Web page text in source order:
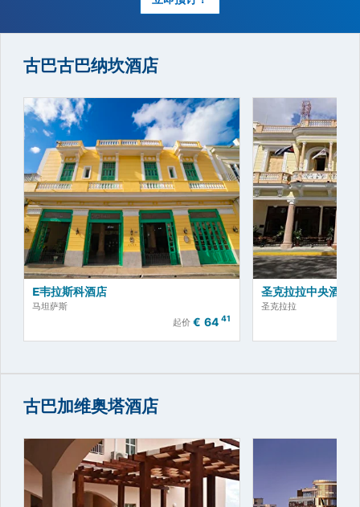
古巴超过300家酒店，价格无与
立即预订！
古巴古巴纳坎酒店
E韦拉斯科酒店
马坦萨斯
起价 € 64 41
圣克拉拉中央酒店
圣克拉拉
古巴加维奥塔酒店